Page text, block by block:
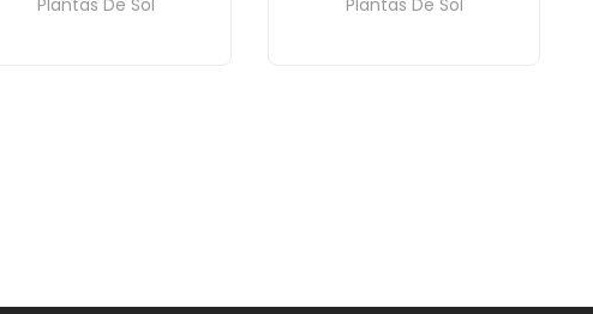
Plantas De Sol
Plantas De Sol